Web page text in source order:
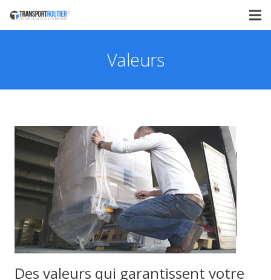
Valeurs
Des valeurs qui garantissent votre